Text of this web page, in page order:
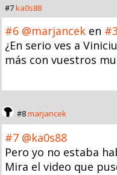
#7ka0s88
#6 @marjancek en #3
¿En serio ves a
más con vuestros
#8marjancek
#7 @ka0s88
Pero yo no estaba
Mira el video que